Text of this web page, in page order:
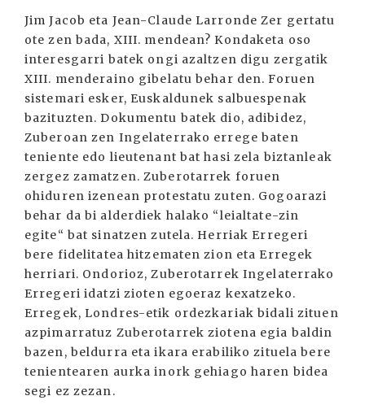
Jim Jacob eta Jean-Claude Larronde Zer gertatu
ote zen bada, XIII. mendean? Kondaketa oso
interesgarri batek ongi azaltzen digu zergatik
XIII. menderaino gibelatu behar den. Foruen
sistemari esker, Euskaldunek salbuespenak
bazituzten. Dokumentu batek dio, adibidez,
Zuberoan zen Ingelaterrako errege baten
teniente edo lieutenant bat hasi zela biztanleak
zergez zamatzen. Zuberotarrek foruen
ohiduren izenean protestatu zuten. Gogoarazi
behar da bi alderdiek halako “leialtate-zin
egite“ bat sinatzen zutela. Herriak Erregeri
bere fidelitatea hitzematen zion eta Erregek
herriari. Ondorioz, Zuberotarrek Ingelaterrako
Erregeri idatzi zioten egoeraz kexatzeko.
Erregek, Londres-etik ordezkariak bidali zituen
azpimarratuz Zuberotarrek ziotena egia baldin
bazen, beldurra eta ikara erabiliko zituela bere
tenientearen aurka inork gehiago haren bidea
segi ez zezan.